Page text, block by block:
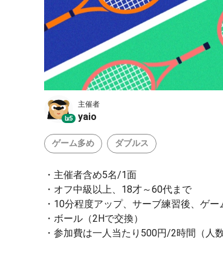
Lv.5
主催者
yaio
ゲーム多め ダブルス
・主催者含め5名/1面
・オフ中級以上、18才～60代まで
・10分程度アップ、サーブ練習後、ゲー
・ボール（2Hで交換）
・参加費は一人当たり500円/2時間（人